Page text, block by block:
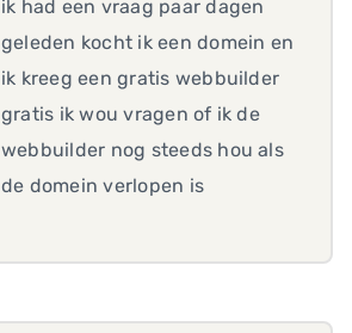
ik had een vraag paar dagen
geleden kocht ik een domein en
ik kreeg een gratis webbuilder
gratis ik wou vragen of ik de
webbuilder nog steeds hou als
de domein verlopen is